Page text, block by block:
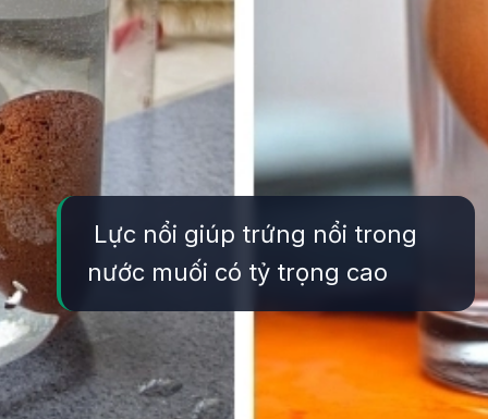
Lực nổi giúp trứng nổi trong
nước muối có tỷ trọng cao